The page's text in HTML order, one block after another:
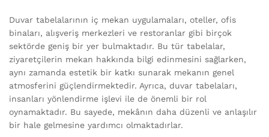
Duvar tabelalarının iç mekan uygulamaları, oteller, ofis
binaları, alışveriş merkezleri ve restoranlar gibi birçok
sektörde geniş bir yer bulmaktadır. Bu tür tabelalar,
ziyaretçilerin mekan hakkında bilgi edinmesini sağlarken,
aynı zamanda estetik bir katkı sunarak mekanın genel
atmosferini güçlendirmektedir. Ayrıca, duvar tabelaları,
insanları yönlendirme işlevi ile de önemli bir rol
oynamaktadır. Bu sayede, mekânın daha düzenli ve anlaşılır
bir hale gelmesine yardımcı olmaktadırlar.